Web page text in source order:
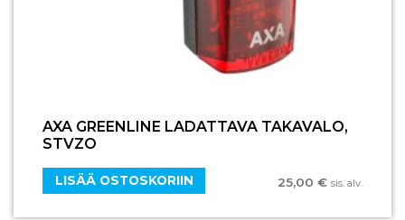
AXA GREENLINE LADATTAVA TAKAVALO,
STVZO
25,00 € sis. alv.
LISÄÄ OSTOSKORIIN